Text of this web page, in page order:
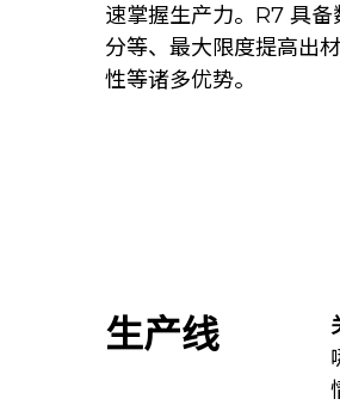
速掌握生产力。R7 具备
分等、最大限度提高出
性等诸多优势。
生产线